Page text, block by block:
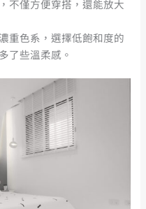
不僅方便穿搭，還能放大
重色系，選擇低飽和度的
了些溫柔感。